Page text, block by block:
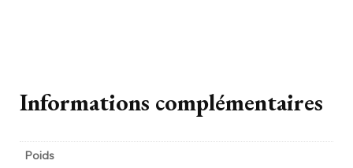
Informations complémentaires
Poids